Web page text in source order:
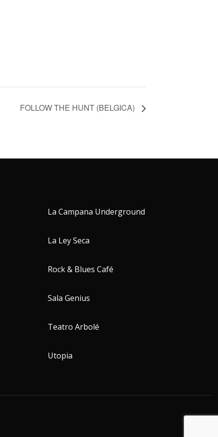
FOLLOW THE HUNT (BELGICA)
La Campana Underground
La Ley Seca
Rock & Blues Café
Sala Genius
Teatro Arbolé
Utopia